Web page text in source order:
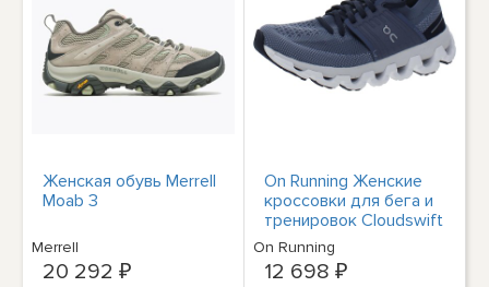
Женская обувь Merrell
Moab 3
Merrell
20 292 ₽
On Running Женские
кроссовки для бега и
тренировок Cloudswift
3 9.5 Medium (B,M)
4218
On Running
12 698 ₽